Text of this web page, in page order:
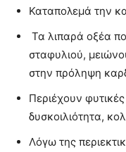
Καταπολεμά την
Τα λιπαρά οξέα
σταφυλιού,
στην πρόληψη
Περιέχουν
δυσκοιλιότητα,
Λόγω της